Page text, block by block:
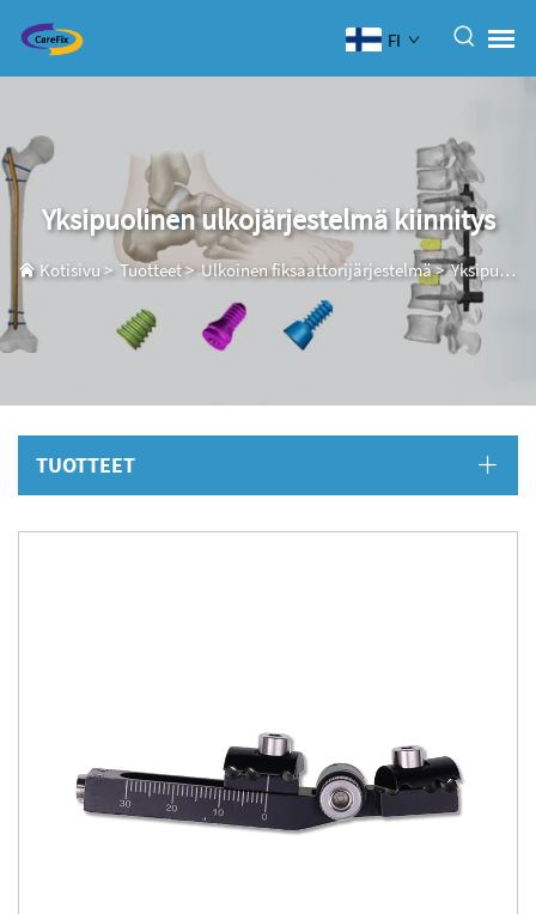
FI
Yksipuolinen ulkojärjestelmä kiinnitys
Kotisivu> Tuotteet>Ulkoinen fiksaattorijärjestelmä>Yksipuolinen ulkojärjestelmä kiinnitys
TUOTTEET